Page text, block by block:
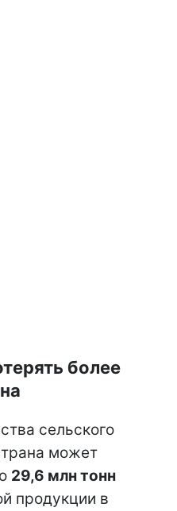
более
сельского
может
29,6 млн тонн
продукции в